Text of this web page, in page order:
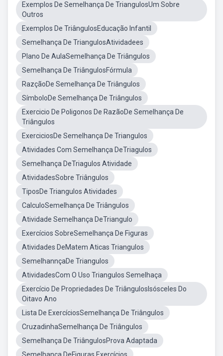
Exemplos De Semelhança De TriangulosUm Sobre
Outros
Exemplos De TriângulosEducação Infantil
Semelhança De TriangulosAtividadees
Plano De AulaSemelhança De Triângulos
Semelhança De TriângulosFórmula
RazçãoDe Semelhança De Triângulos
SímboloDe Semelhança De Triângulos
Exercicio De Poligonos De RazãoDe Semelhança De
Triângulos
ExerciciosDe Semelhança De Triangulos
Atividades Com Semelhança DeTriagulos
Semelhança DeTriagulos Atividade
AtividadesSobre Triângulos
TiposDe Triangulos Atividades
CalculoSemelhança De Triângulos
Atividade Semelhança DeTriangulo
Exercícios SobreSemelhança De Figuras
Atividades DeMatem Aticas Triangulos
SemelhannçaDe Triangulos
AtividadesCom O Uso Triangulos Semelhaça
Exercício De Propriedades De TriângulosIsósceles Do
Oitavo Ano
Lista De ExercíciosSemelhança De Triângulos
CruzadinhaSemelhança De Triângulos
Semelhança De TriângulosProva Adaptada